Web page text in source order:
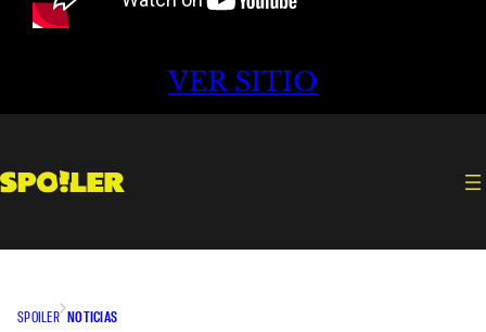
VER SITIO
SPOILER NOTICIAS